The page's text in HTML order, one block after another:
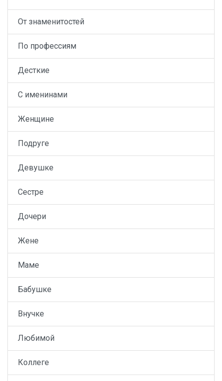
От знаменитостей
По профессиям
Десткие
С именинами
Женщине
Подруге
Девушке
Сестре
Дочери
Жене
Маме
Бабушке
Внучке
Любимой
Коллеге